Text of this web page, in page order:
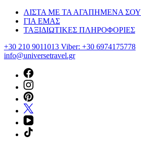
ΛΙΣΤΑ ΜΕ ΤΑ ΑΓΑΠΗΜΕΝΑ ΣΟΥ
ΓΙΑ ΕΜΑΣ
ΤΑΞΙΔΙΩΤΙΚΕΣ ΠΛΗΡΟΦΟΡΙΕΣ
+30 210 9011013 Viber: +30 6974175778
info@universetravel.gr